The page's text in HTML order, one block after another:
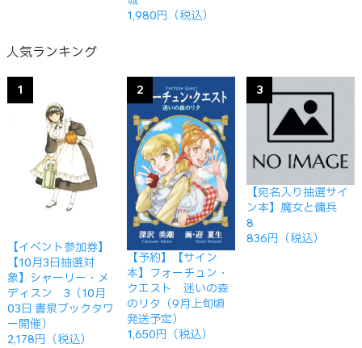
1,980円（税込）
人気ランキング
1
【イベント参加券】
【10月3日抽選対
象】シャーリー・メ
ディスン 3（10月
03日 書泉ブックタワ
ー開催）
2,178円（税込）
2
【予約】【サイン
本】フォーチュン・
クエスト 迷いの森
のリタ（9月上旬頃
発送予定）
1,650円（税込）
3
【宛名入り抽選サイ
ン本】魔女と傭兵
8
836円（税込）